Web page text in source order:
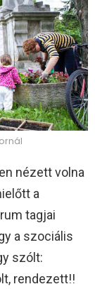
nézett volna
a
tagjai
a szociális
szólt:
rendezett!!